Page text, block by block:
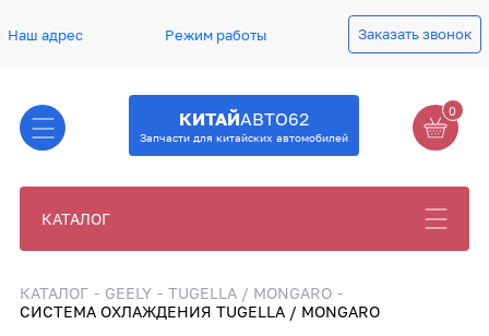
Наш адрес Режим работы Заказать звонок
КИТАЙАВТО62
Запчасти для китайских автомобилей
0
КАТАЛОГ
КАТАЛОГ GEELY
TUGELLA / MONGARO
СИСТЕМА ОХЛАЖДЕНИЯ TUGELLA / MONGARO